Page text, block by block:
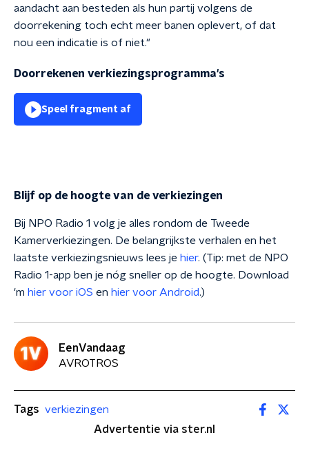
aandacht aan besteden als hun partij volgens de
doorrekening toch echt meer banen oplevert, of dat
nou een indicatie is of niet."
Doorrekenen verkiezingsprogramma's
Speel fragment af
Blijf op de hoogte van de verkiezingen
Bij NPO Radio 1 volg je alles rondom de Tweede
Kamerverkiezingen. De belangrijkste verhalen en het
laatste verkiezingsnieuws lees je hier. (Tip: met de NPO
Radio 1-app ben je nóg sneller op de hoogte. Download
'm hier voor iOS en hier voor Android.)
EenVandaag
AVROTROS
Tags verkiezingen
Advertentie via ster.nl